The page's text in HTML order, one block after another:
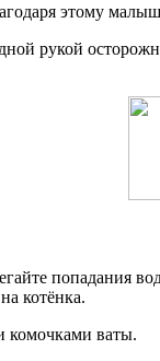
этому малыш
рукой
попадания
котёнка.
комочками ваты.